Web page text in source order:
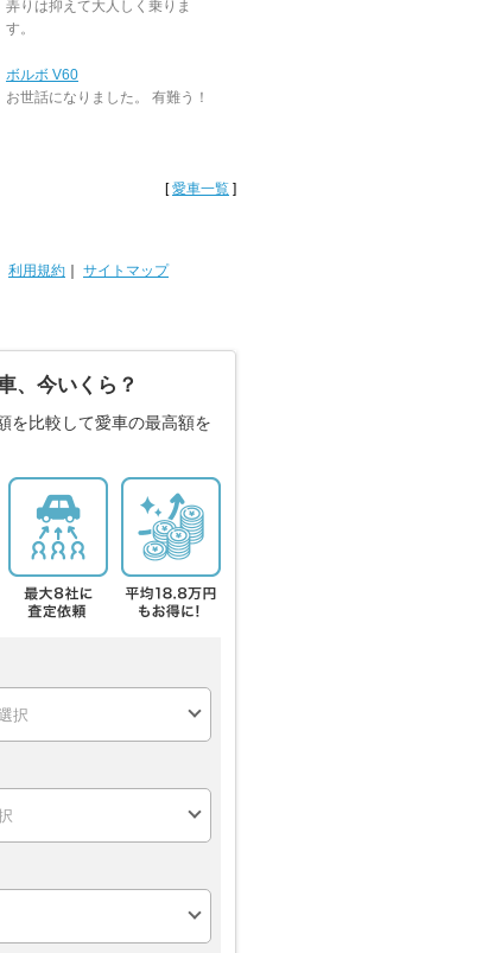
弄りは抑えて大人しく乗りま
す。
ボルボ V60
お世話になりました。 有難う！
[愛車一覧 ]
利用規約 サイトマップ
、今いくら？
を比較して愛車の最高額を